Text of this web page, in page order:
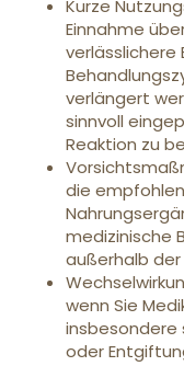
Kurze
Einnahme
verlässlichere
verlängert
sinnvoll
Reaktion zu
die
medizinische
außerhalb der
wenn Sie
insbesondere
oder